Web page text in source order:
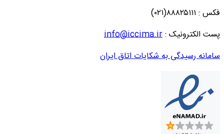
فکس : ۸۸۸۲۵۱۱۱(۰۲۱)
پست الکترونیک :info@iccima.ir
سامانه رسیدگی به شکایات اتاق ایران